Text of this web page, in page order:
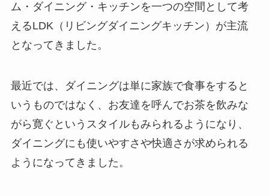
ム・ダイニング・キッチンを一つの空間として考
えるLDK（リビングダイニングキッチン）が主流
となってきました。
最近では、ダイニングは単に家族で食事をすると
いうものではなく、お友達を呼んでお茶を飲みな
がら寛ぐというスタイルもみられるようになり、
ダイニングにも使いやすさや快適さが求められる
ようになってきました。